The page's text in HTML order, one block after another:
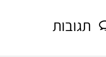
תגובות